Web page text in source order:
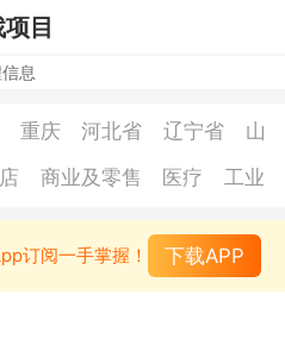
目
息
重庆 河北省 辽宁省
山
商业及零售 医疗 工业
订阅一手掌握！ 下载APP